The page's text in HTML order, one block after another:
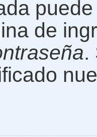
de
.